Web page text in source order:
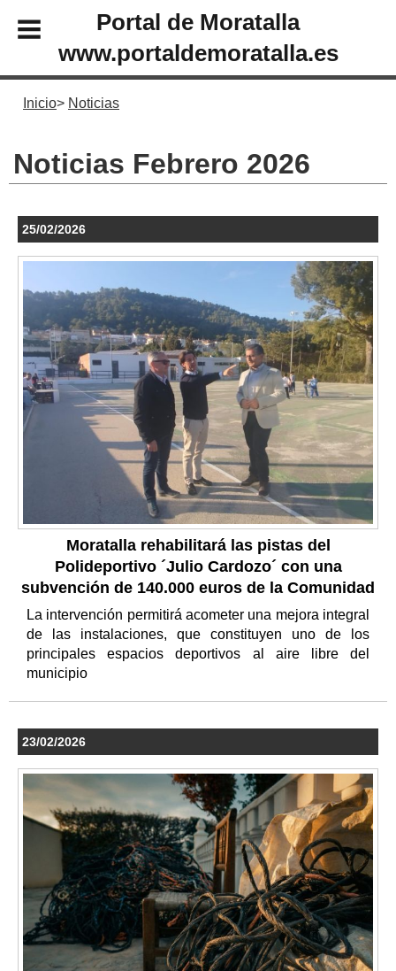
Portal de Moratalla
www.portaldemoratalla.es
Inicio Noticias
Noticias Febrero 2026
25/02/2026
Moratalla rehabilitará las pistas del
Polideportivo ´Julio Cardozo´ con una
subvención de 140.000 euros de la Comunidad
La intervención permitirá acometer una mejora integral
de las instalaciones, que constituyen uno de los
principales espacios deportivos al aire libre del
municipio
23/02/2026